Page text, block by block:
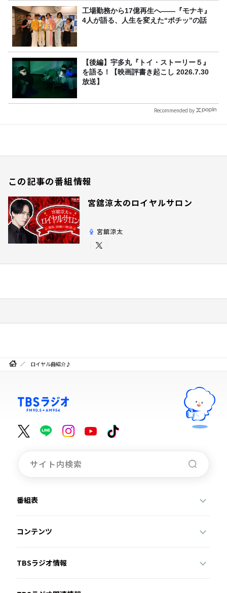
工場勤務から17億再生へ——『モナキ』
4人が語る、人生を変えた“ポチッ”の話
【後編】宇多丸『トイ・ストーリー５』
を語る！【映画評書き起こし 2026.7.30
放送】
Recommended by
この記事の番組情報
宮舘涼太のロイヤルサロン
宮舘涼太
ロイヤル曲紹介♪
番組表
コンテンツ
TBSラジオ情報